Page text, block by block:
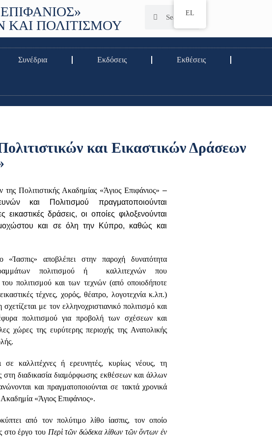
ΚΑΙ ΠΟΛΙΤΙΣΜΟΥ
Συνέδρια Εκδόσεις Εκθέσεις
και Εικαστικών Δράσεων
Πολιτιστικής Ακαδημίας «Άγιος Επιφάνιος» –
και Πολιτισμού πραγματοποιούνται
εικαστικές δράσεις, οι οποίες φιλοξενούνται
και σε όλη την Κύπρο, καθώς και
αποβλέπει στην παροχή δυνατότητα
πολιτισμού ή καλλιτεχνών που
πολιτισμού και των τεχνών (από οποιοδήποτε
τέχνες, χορός, θέατρο, λογοτεχνία κ.λπ.)
με τον ελληνοχριστιανικό πολιτισμό και
πολιτισμού για προβολή των σχέσεων και
χώρες της ευρύτερης περιοχής της Ανατολικής
σε καλλιτέχνες ή ερευνητές, κυρίως νέους, τη
στη διαδικασία διαμόρφωσης εκθέσεων και άλλων
και πραγματοποιούνται σε τακτά χρονικά
«Άγιος Επιφάνιος».
από τον πολύτιμο λίθο ίασπις, τον οποίο
στο έργο του Περὶ τῶν δώδεκα λίθων τῶν ὄντων ἐν
EL